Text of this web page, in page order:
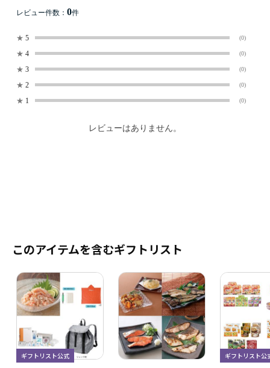
レビュー件数： 0件
★ 5 (0)
★ 4 (0)
★ 3 (0)
★ 2 (0)
★ 1 (0)
レビューはありません。
このアイテムを含むギフトリスト
ギフトリスト公式 ギフトリスト公